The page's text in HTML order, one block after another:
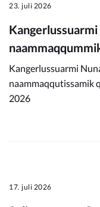
23. juli 2026
Kangerlussuarmi
naammaqqutissamik
2026
17. juli 2026